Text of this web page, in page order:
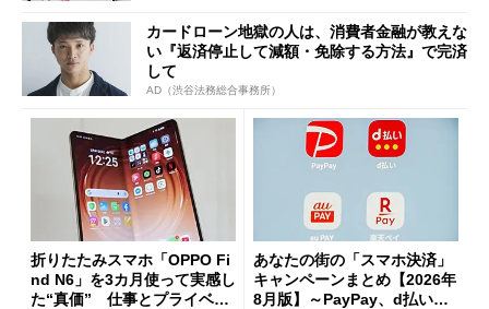
カードローン地獄の人は、消費者金融が教えな
い『返済停止して減額・免除する方法』で完済
して
AD（渋谷法務総合事務所）
折りたたみスマホ「OPPO Fi
nd N6」を3カ月使って実感し
た“真価” 仕事とプライベー
あなたの街の「スマホ決済」
キャンペーンまとめ【2026年
8月版】～PayPay、d払い、a